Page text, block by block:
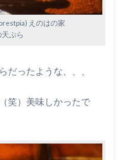
えのはの家
ぷら
だったような、、、
笑）美味しかったで